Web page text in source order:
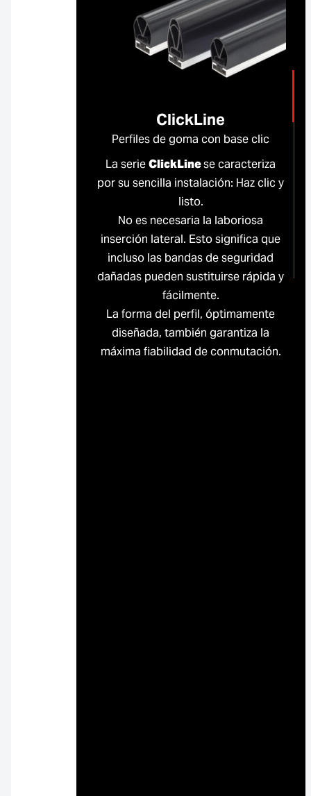
ClickLine
Perfiles de goma con base clic
La serieClickLinese caracteriza
por su sencilla instalación: Haz clic y
listo.
No es necesaria la laboriosa
inserción lateral. Esto significa que
incluso las bandas de seguridad
dañadas pueden sustituirse rápida y
fácilmente.
La forma del perfil, óptimamente
diseñada, también garantiza la
máxima fiabilidad de conmutación.